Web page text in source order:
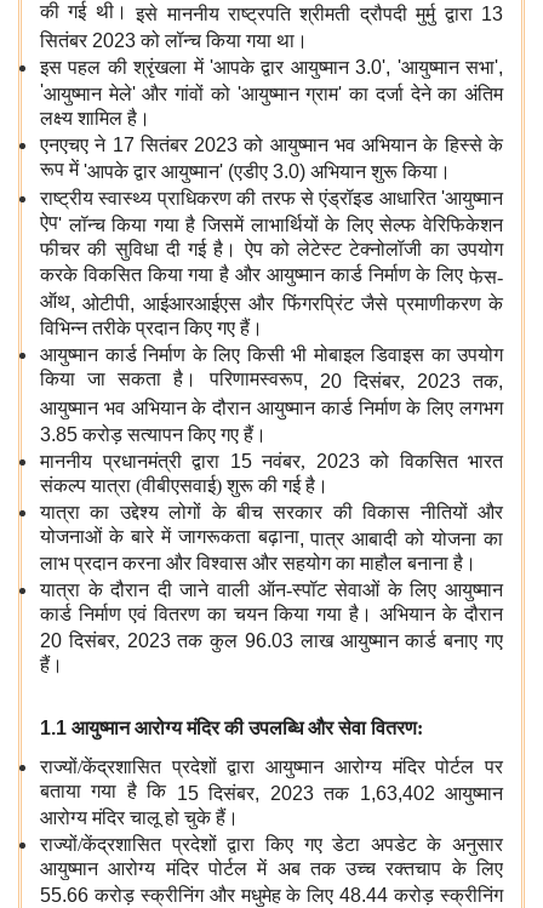
की गई थी। इसे माननीय राष्ट्रपति श्रीमती द्रौपदी मुर्मु द्वारा 13
सितंबर 2023को लॉन्च किया गया था।
इस पहल की श्रृंखला में 'आपके द्वार आयुष्मान3.0', 'आयुष्मान सभा',
'आयुष्मान मेले'और गांवों को 'आयुष्मान ग्राम'का दर्जा देने का अंतिम
लक्ष्य शामिल है।
एनएचए ने 17सितंबर2023को आयुष्मान भव अभियान के हिस्से के
रूप में'आपके द्वार आयुष्मान' (एडीए 3.0) अभियान शुरू किया।
राष्ट्रीय स्वास्थ्य प्राधिकरण की तरफ से एंड्रॉइड आधारित'आयुष्मान
ऐप'लॉन्च किया गया है जिसमें लाभार्थियों के लिए सेल्फ वेरिफिकेशन
फीचर की सुविधा दी गई है। ऐप को लेटेस्ट टेक्नोलॉजी का उपयोग
करके विकसित किया गया है और आयुष्मान कार्ड निर्माण के लिए फेस-
ऑथ,ओटीपी, आईआरआईएस और फिंगरप्रिंट जैसे प्रमाणीकरण के
विभिन्न तरीके प्रदान किए गए हैं।
आयुष्मान कार्ड निर्माण के लिए किसी भी मोबाइल डिवाइस का उपयोग
किया जा सकता है। परिणामस्वरूप, 20दिसंबर, 2023तक,
आयुष्मान भव अभियान के दौरान आयुष्मान कार्ड निर्माण के लिए लगभग
3.85करोड़ सत्यापन किए गए हैं।
माननीय प्रधानमंत्री द्वारा 15नवंबर, 2023को विकसित भारत
संकल्प यात्रा (वीबीएसवाई) शुरू की गई है।
यात्रा का उद्देश्य लोगों के बीच सरकार की विकास नीतियों और
योजनाओं के बारे में जागरूकता बढ़ाना,पात्र आबादी को योजना का
लाभ प्रदान करना और विश्वास और सहयोग का माहौल बनाना है।
यात्रा के दौरान दी जाने वाली ऑन-स्पॉट सेवाओं के लिए आयुष्मान
कार्ड निर्माण एवं वितरण का चयन किया गया है। अभियान के दौरान
20दिसंबर, 2023तक कुल96.03लाख आयुष्मान कार्ड बनाए गए
हैं।
1.1 आयुष्मान आरोग्य मंदिर की उपलब्धि और सेवा वितरण:
राज्यों/केंद्रशासित प्रदेशों द्वारा आयुष्मान आरोग्य मंदिर पोर्टल पर
बताया गया है कि 15दिसंबर, 2023तक 1,63,402आयुष्मान
आरोग्य मंदिर चालू हो चुके हैं।
राज्यों/केंद्रशासित प्रदेशों द्वारा किए गए डेटा अपडेट के अनुसार
आयुष्मान आरोग्य मंदिर पोर्टल में अब तक उच्च रक्तचाप के लिए
55.66करोड़ स्क्रीनिंग और मधुमेह के लिए48.44करोड़ स्क्रीनिंग